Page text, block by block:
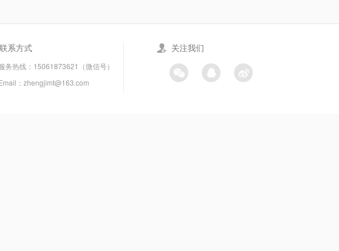
联系方式
务热线：15061873621（微信号）
：zhengjimt@163.com
关注我们